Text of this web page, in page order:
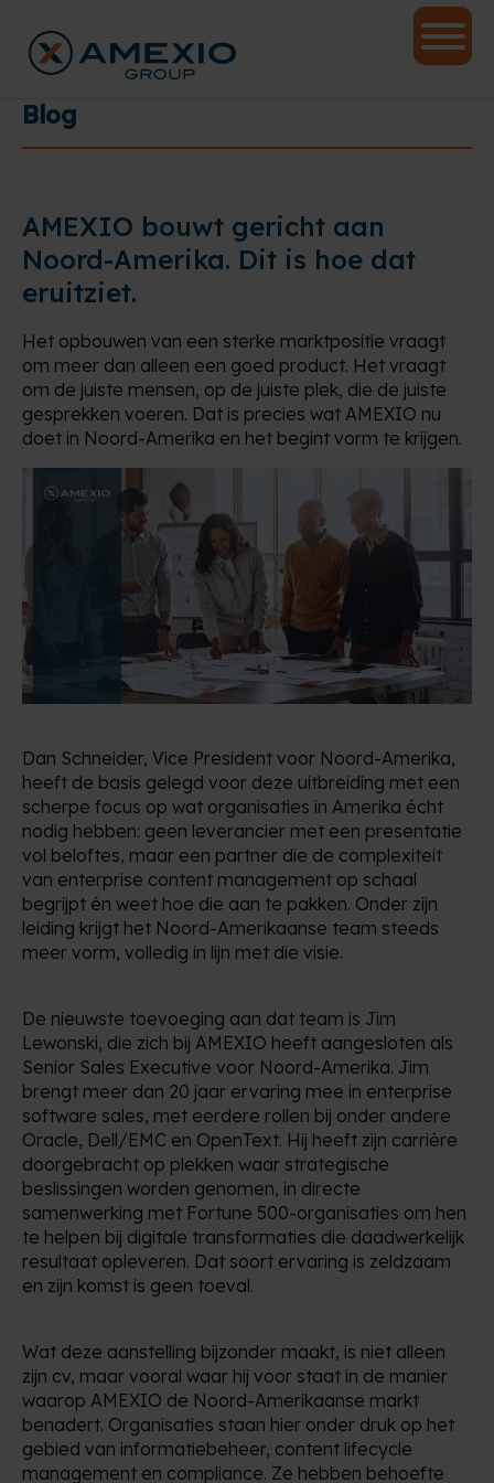
Blog
AMEXIO bouwt gericht aan
Noord-Amerika. Dit is hoe dat
eruitziet.
Het opbouwen van een sterke marktpositie vraagt
om meer dan alleen een goed product. Het vraagt
om de juiste mensen, op de juiste plek, die de juiste
gesprekken voeren. Dat is precies wat AMEXIO nu
doet in Noord-Amerika en het begint vorm te krijgen.
Dan Schneider, Vice President voor Noord-Amerika,
heeft de basis gelegd voor deze uitbreiding met een
scherpe focus op wat organisaties in Amerika écht
nodig hebben: geen leverancier met een presentatie
vol beloftes, maar een partner die de complexiteit
van enterprise content management op schaal
begrijpt én weet hoe die aan te pakken. Onder zijn
leiding krijgt het Noord-Amerikaanse team steeds
meer vorm, volledig in lijn met die visie.
De nieuwste toevoeging aan dat team is Jim
Lewonski, die zich bij AMEXIO heeft aangesloten als
Senior Sales Executive voor Noord-Amerika. Jim
brengt meer dan 20 jaar ervaring mee in enterprise
software sales, met eerdere rollen bij onder andere
Oracle, Dell/EMC en OpenText. Hij heeft zijn carrière
doorgebracht op plekken waar strategische
beslissingen worden genomen, in directe
samenwerking met Fortune 500-organisaties om hen
te helpen bij digitale transformaties die daadwerkelijk
resultaat opleveren. Dat soort ervaring is zeldzaam
en zijn komst is geen toeval.
Wat deze aanstelling bijzonder maakt, is niet alleen
zijn cv, maar vooral waar hij voor staat in de manier
waarop AMEXIO de Noord-Amerikaanse markt
benadert. Organisaties staan hier onder druk op het
gebied van informatiebeheer, content lifecycle
management en compliance. Ze hebben behoefte